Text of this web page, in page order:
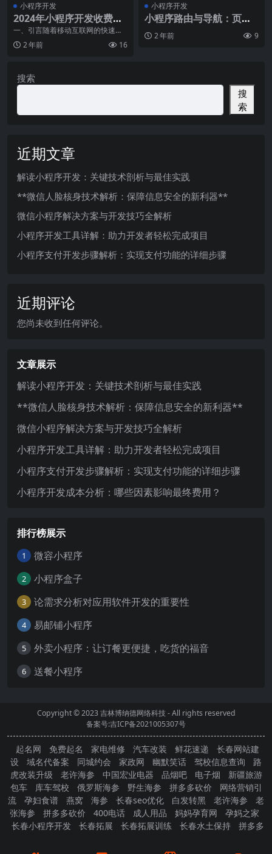
小程序开发
2024年小程序开发收费情
况大盘点
一、引言随着移动互联网的快速发
展，小程序已经成为了一种趋势。
作为轻量级的应用形态
2 年前 16
小程序开发
小程序路由与导航：页面
跳转与传参技巧详解
2 年前 9
搜索
搜
索
近期文章
解读小程序开发：关键技术剖析与最佳实践
**微信人脸核身技术解析：保障信息安全的新利器**
微信小程序解决方案与开发技巧全解析
小程序开发工具详解：助力开发者轻松完成项目
小程序支付开发步骤解析：实现支付功能的详细步骤
近期评论
您尚未收到任何评论。
文章展示
解读小程序开发：关键技术剖析与最佳实践
**微信人脸核身技术解析：保障信息安全的新利器**
微信小程序解决方案与开发技巧全解析
小程序开发工具详解：助力开发者轻松完成项目
小程序支付开发步骤解析：实现支付功能的详细步骤
小程序开发成本分析：哪些因素影响最终费用？
排行榜展示
1 微容小程序
2 小程序盒子
3 论需求分析对应用软件开发的重要性
4 易邮铺小程序
5 外卖小程序：让订餐更便捷，吃货的福音
6 送餐小程序
Copyright © 2023吉林博纳德网络科技- All rights reserved
备案号:吉ICP备2021005307号
起名网 免费起名 家电维修 汽车改装 鲜花速递
长春网站建
设
域名代备案 同城约会 家政网 幽默笑话 驾校信息查询
路
虎改装升级
老许海参 中国宏业电器 品烟吧 电子烟
新疆旅游
包车
库车驾校 俄罗斯海参 野生海参 拼多多砍价
网络营销引
流
孕妇食谱 燕窝 海参 长春seo优化 白发转黑 老许海参
老
张海参
拼多多砍价 400电话 成人用品 妈妈孕育网
孕妈之家
长春小程序开发
长春拓展 长春拓展训练 长春水土保持
拼多多